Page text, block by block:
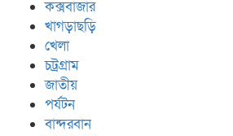
কক্সবাজার
খাগড়াছড়ি
খেলা
চট্রগ্রাম
জাতীয়
পর্যটন
বান্দরবান